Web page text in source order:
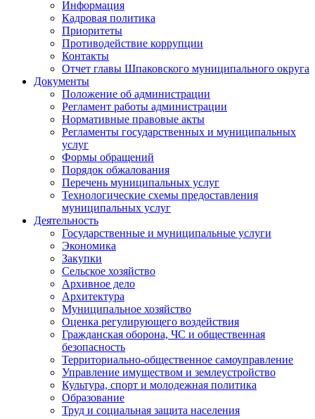
Информация
Кадровая политика
Приоритеты
Противодействие коррупции
Контакты
Отчет главы Шпаковского муниципального округа
Документы
Положение об администрации
Регламент работы администрации
Нормативные правовые акты
Регламенты государственных и муниципальных
услуг
Формы обращений
Порядок обжалования
Перечень муниципальных услуг
Технологические схемы предоставления
муниципальных услуг
Деятельность
Государственные и муниципальные услуги
Экономика
Закупки
Сельское хозяйство
Архивное дело
Архитектура
Муниципальное хозяйство
Оценка регулирующего воздействия
Гражданская оборона, ЧС и общественная
безопасность
Территориально-общественное самоуправление
Управление имуществом и землеустройство
Культура, спорт и молодежная политика
Образование
Труд и социальная защита населения